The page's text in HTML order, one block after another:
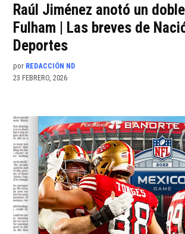
Raúl Jiménez anotó un
Fulham | Las breves de
Deportes
por REDACCIÓN ND
23 FEBRERO, 2026